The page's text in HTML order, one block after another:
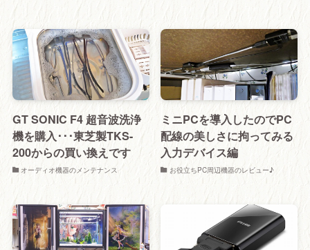
GT SONIC F4 超音波洗浄
機を購入･･･東芝製TKS-
200からの買い換えです
オーディオ機器のメンテナンス
ミニPCを導入したのでPC
配線の美しさに拘ってみる
入力デバイス編
お役立ちPC周辺機器のレビュー♪